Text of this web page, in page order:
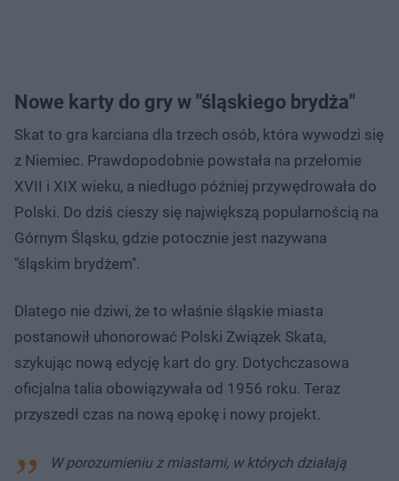
Nowe karty do gry w "śląskiego brydża"
Skat to gra karciana dla trzech osób, która wywodzi się
z Niemiec. Prawdopodobnie powstała na przełomie
XVII i XIX wieku, a niedługo później przywędrowała do
Polski. Do dziś cieszy się największą popularnością na
Górnym Śląsku, gdzie potocznie jest nazywana
"śląskim brydżem".
Dlatego nie dziwi, że to właśnie śląskie miasta
postanowił uhonorować Polski Związek Skata,
szykując nową edycję kart do gry. Dotychczasowa
oficjalna talia obowiązywała od 1956 roku. Teraz
przyszedł czas na nową epokę i nowy projekt.
W porozumieniu z miastami, w których działają